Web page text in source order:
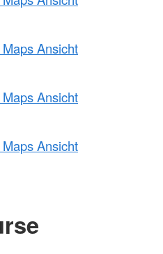
Ansicht
Ansicht
Ansicht